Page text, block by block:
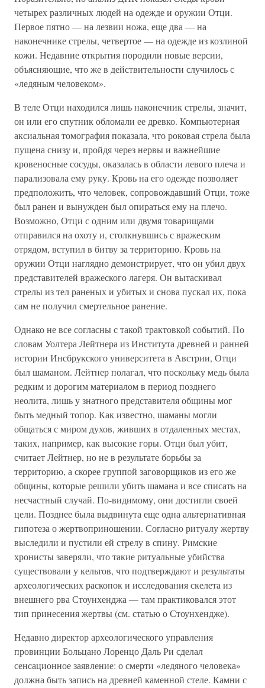
четырех различных людей на одежде и оружии Отци.
Первое пятно — на лезвии ножа, еще два — на
наконечнике стрелы, четвертое — на одежде из козлиной
кожи. Недавние открытия породили новые версии,
объясняющие, что же в действительности случилось с
«ледяным человеком».
В теле Отци находился лишь наконечник стрелы, значит,
он или его спутник обломали ее древко. Компьютерная
аксиальная томография показала, что роковая стрела была
пущена снизу и, пройдя через нервы и важнейшие
кровеносные сосуды, оказалась в области левого плеча и
парализовала ему руку. Кровь на его одежде позволяет
предположить, что человек, сопровождавший Отци, тоже
был ранен и вынужден был опираться ему на плечо.
Возможно, Отци с одним или двумя товарищами
отправился на охоту и, столкнувшись с вражеским
отрядом, вступил в битву за территорию. Кровь на
оружии Отци наглядно демонстрирует, что он убил двух
представителей вражеского лагеря. Он вытаскивал
стрелы из тел раненых и убитых и снова пускал их, пока
сам не получил смертельное ранение.
Однако не все согласны с такой трактовкой событий. По
словам Уолтера Лейтнера из Института древней и ранней
истории Инсбрукского университета в Австрии, Отци
был шаманом. Лейтнер полагал, что поскольку медь была
редким и дорогим материалом в период позднего
неолита, лишь у знатного представителя общины мог
быть медный топор. Как известно, шаманы могли
общаться с миром духов, живших в отдаленных местах,
таких, например, как высокие горы. Отци был убит,
считает Лейтнер, но не в результате борьбы за
территорию, а скорее группой заговорщиков из его же
общины, которые решили убить шамана и все списать на
несчастный случай. По-видимому, они достигли своей
цели. Позднее была выдвинута еще одна альтернативная
гипотеза о жертвоприношении. Согласно ритуалу жертву
выследили и пустили ей стрелу в спину. Римские
хронисты заверяли, что такие ритуальные убийства
существовали у кельтов, что подтверждают и результаты
археологических раскопок и исследования скелета из
внешнего рва Стоунхенджа — там практиковался этот
тип принесения жертвы (см. статью о Стоунхендже).
Недавно директор археологического управления
провинции Больцано Лоренцо Даль Ри сделал
сенсационное заявление: о смерти «ледяного человека»
должна быть запись на древней каменной стеле. Камни с